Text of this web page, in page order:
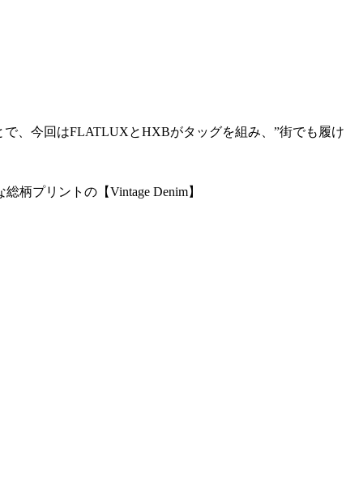
、今回はFLATLUXとHXBがタッグを組み、”街でも履け
柄プリントの【Vintage Denim】